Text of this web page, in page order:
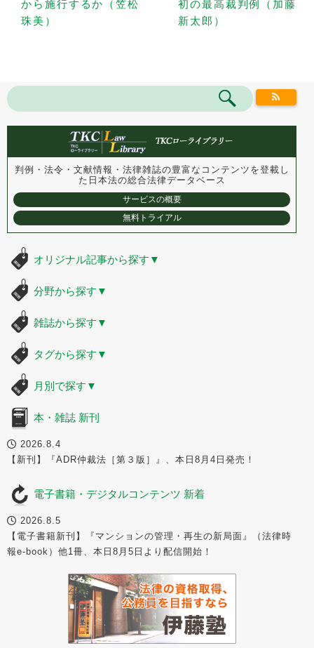
から施行するか（笠松
珠美）
初の最高裁判例（加藤
新太郎）
判例・法令・文献情報・法律雑誌の豊富なコンテンツを登載し
た 日本法の総合法律データベース
サービスの概要
無料トライアル
オリジナル記事から探す ▼
分野から探す ▼
雑誌から探す ▼
タグから探す ▼
月別で探す ▼
本・雑誌 新刊
2026.8.4
【新刊】『ADR仲裁法［第３版］』、本日8月4日発売！
電子書籍・デジタルコンテンツ 新着
2026.8.5
【電子書籍新刊】『マンションの管理・再生の新局面』（法律時
報e-book）他1冊、本日8月5日より配信開始！